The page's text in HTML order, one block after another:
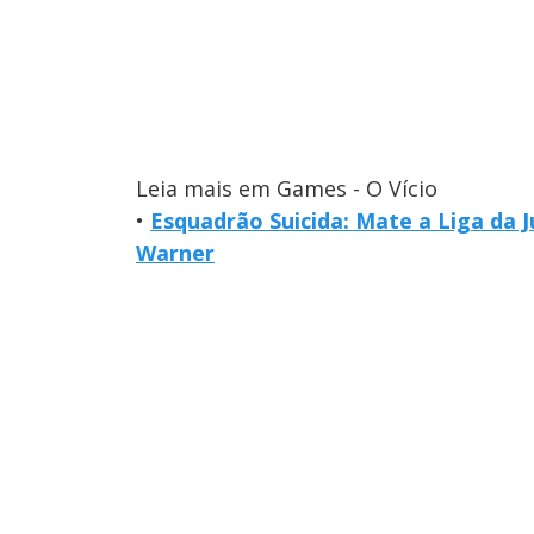
Leia mais em Games - O Vício
• Esquadrão Suicida: Mate a Liga
Warner